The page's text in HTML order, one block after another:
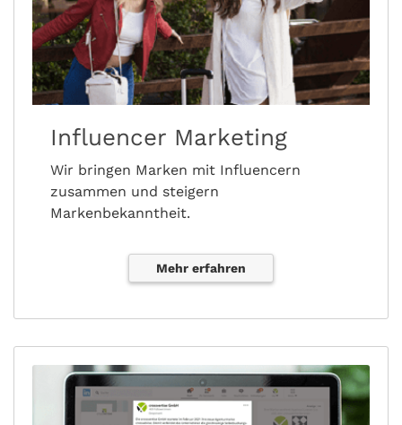
Influencer Marketing
Wir bringen Marken mit Influencern
zusammen und steigern
Markenbekanntheit.
Mehr erfahren